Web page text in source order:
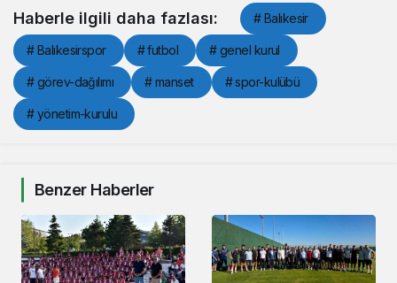
Haberle ilgili daha fazlası: # Balıkesir
# Balıkesirspor # futbol # genel kurul
# görev-dağılımı # manset # spor-kulübü
# yönetim-kurulu
Benzer Haberler